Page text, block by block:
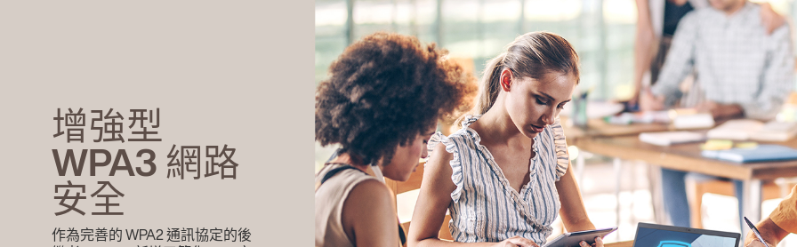
增強型
WPA3 網路
安全
作為完善的 WPA2 通訊協定的後